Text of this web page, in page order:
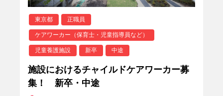
東京都 正職員
ケアワーカー（保育士・児童指導員など）
児童養護施設 新卒 中途
施設におけるチャイルドケアワーカー募
集！ 新卒・中途